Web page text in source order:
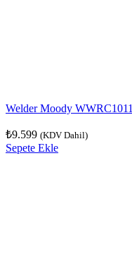
Welder Moody WWRC1011
₺9.599 (KDV Dahil)
Sepete Ekle